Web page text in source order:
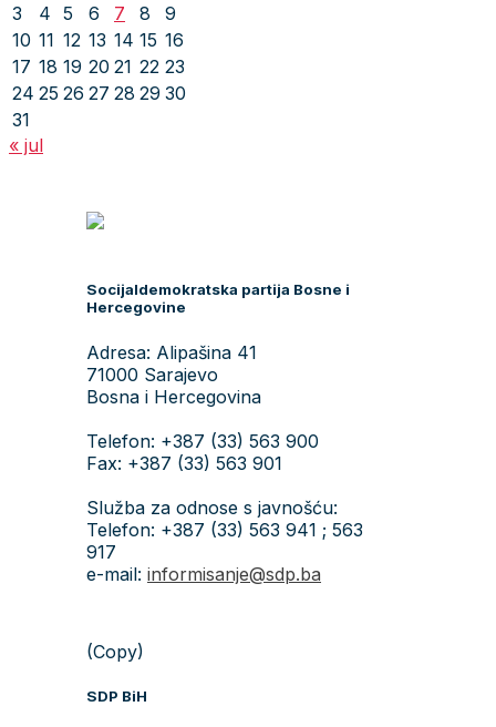
3
4 5 6 7 8
9
10 11 12 13 14 15 16
17 18 19 20 21 22 23
24 25 26 27 28 29 30
31
« jul
Socijaldemokratska partija Bosne i
Hercegovine
Adresa: Alipašina 41
71000 Sarajevo
Bosna i Hercegovina
Telefon: +387 (33) 563 900
Fax: +387 (33) 563 901
Služba za odnose s javnošću:
Telefon: +387 (33) 563 941 ; 563
917
e-mail: informisanje@sdp.ba
(Copy)
SDP BiH